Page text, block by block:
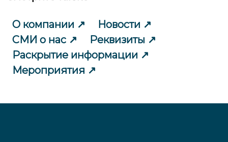
О компании
Новости
СМИ о нас
Реквизиты
Раскрытие информации
Мероприятия